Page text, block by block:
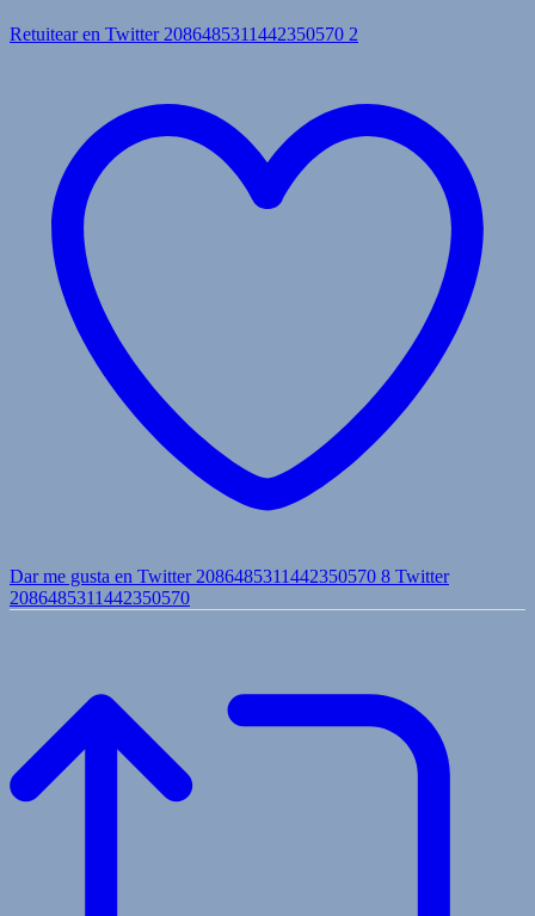
Retuitear en Twitter 2086485311442350570 2
Dar me gusta en Twitter 2086485311442350570 8 Twitter
2086485311442350570